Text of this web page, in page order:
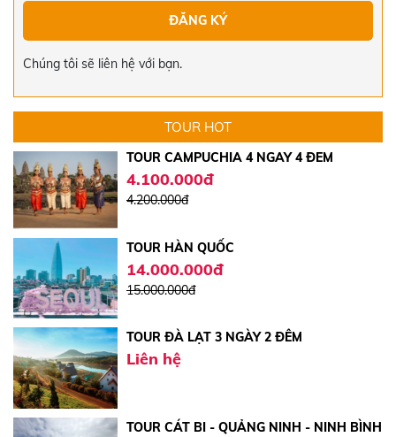
Chúng tôi sẽ liên hệ với bạn.
TOUR HOT
TOUR HÀN QUỐC 4 NGÀY 4 ĐÊM
15.000.000đ
17.000.000đ
TOUR CAMPUCHIA 4 NGÀY 4 ĐÊM
4.100.000đ
4.200.000đ
TOUR HÀN QUỐC
15.000.000đ
TOUR ĐÀ LẠT 3 NGÀY 2 ĐÊM
TRAVEL
5.750.000đ